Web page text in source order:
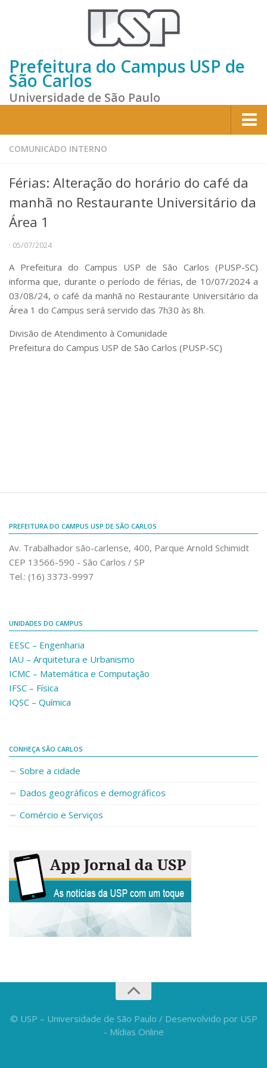
Prefeitura do Campus USP de
São Carlos
Universidade de São Paulo
Home
Sobre a Prefeitura
Gestão atual
Missão e Valores
Divisões e Seções
Comissões Internas
Pessoas
Localização
Serviços
Biblioteca
Creche e Pré-Escola
Comunicação e Informática
Programas e Ações
Terceira Idade
Pequeno Cidadão
Campus Universitário
Ensino e Pesquisa
Sobre o Campus
Dirigentes
Notícias e Eventos
Informações para ingressantes
Fale Conosco
Ouvidoria do Campus
Urgências
COMUNICADO INTERNO
Férias: Alteração do horário do café da
manhã no Restaurante Universitário da
Área 1
· 05/07/2024
A Prefeitura do Campus USP de São Carlos (PUSP-SC)
informa que, durante o período de férias, de 10/07/2024 a
03/08/24, o café da manhã no Restaurante Universitário da
Área 1 do Campus será servido das 7h30 às 8h.
Divisão de Atendimento à Comunidade
Prefeitura do Campus USP de São Carlos (PUSP-SC)
PREFEITURA DO CAMPUS USP DE SÃO CARLOS
Av. Trabalhador são-carlense, 400, Parque Arnold Schimidt
CEP 13566-590 - São Carlos / SP
Tel.: (16) 3373-9997
UNIDADES DO CAMPUS
EESC – Engenharia
IAU – Arquitetura e Urbanismo
ICMC – Matemática e Computação
IFSC – Física
IQSC – Química
CONHEÇA SÃO CARLOS
Sobre a cidade
Dados geográficos e demográficos
Comércio e Serviços
© USP – Universidade de São Paulo / Desenvolvido por USP
- Mídias Online